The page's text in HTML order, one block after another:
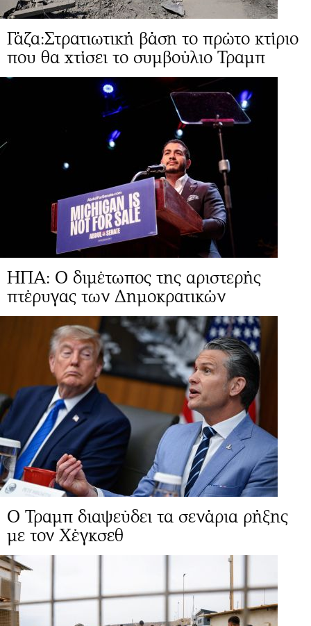
Γάζα:Στρατιωτική βάση το πρώτο κτίριο
που θα χτίσει το συμβούλιο Τραμπ
ΗΠΑ: Ο διμέτωπος της αριστερής
πτέρυγας των Δημοκρατικών
Ο Τραμπ διαψεύδει τα σενάρια ρήξης
με τον Χέγκσεθ